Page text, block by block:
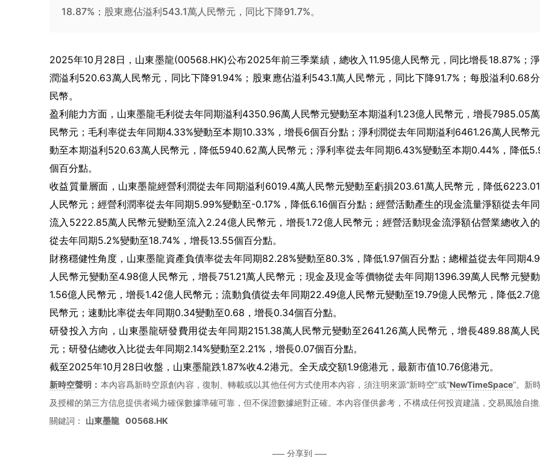
18.87%；股東應佔溢利543.1萬人民幣元，同比下降91.7%。
2025年10月28日，山東墨龍(00568.HK)公布2025年前三季業績，總收入11.95億人民幣元，同比增長18.87%；
潤溢利520.63萬人民幣元，同比下降91.94%；股東應佔溢利543.1萬人民幣元，同比下降91.7%；每股溢利0.68
民幣。
盈利能力方面，山東墨龍毛利從去年同期溢利4350.96萬人民幣元變動至本期溢利1.23億人民幣元，增長7985.05
民幣元；毛利率從去年同期4.33%變動至本期10.33%，增長6個百分點；淨利潤從去年同期溢利6461.26萬人民幣
動至本期溢利520.63萬人民幣元，降低5940.62萬人民幣元；淨利率從去年同期6.43%變動至本期0.44%，降低
個百分點。
收益質量層面，山東墨龍經營利潤從去年同期溢利6019.4萬人民幣元變動至虧損203.61萬人民幣元，降低
人民幣元；經營利潤率從去年同期5.99%變動至-0.17%，降低6.16個百分點；經營活動產生的現金流量淨額從去年
流入5222.85萬人民幣元變動至流入2.24億人民幣元，增長1.72億人民幣元；經營活動現金流淨額佔營業總收入
從去年同期5.2%變動至18.74%，增長13.55個百分點。
財務穩健性角度，山東墨龍資產負債率從去年同期82.28%變動至80.3%，降低1.97個百分點；總權益從去年同期
人民幣元變動至4.98億人民幣元，增長751.21萬人民幣元；現金及現金等價物從去年同期1396.39萬人民幣元變
1.56億人民幣元，增長1.42億人民幣元；流動負債從去年同期22.49億人民幣元變動至19.79億人民幣元，降低2.7
民幣元；速動比率從去年同期0.34變動至0.68，增長0.34個百分點。
研發投入方向，山東墨龍研發費用從去年同期2151.38萬人民幣元變動至2641.26萬人民幣元，增長489.88萬人
元；研發佔總收入比從去年同期2.14%變動至2.21%，增長0.07個百分點。
截至2025年10月28日收盤，山東墨龍跌1.87%收4.2港元。全天成交額1.9億港元，最新市值10.76億港元。
新時空聲明： 本內容爲新時空原創內容，復制、轉載或以其他任何方式使用本內容，須注明來源“新時空”或“NewTimeSpace”。新
及授權的第三方信息提供者竭力確保數據準確可靠，但不保證數據絕對正確。本內容僅供參考，不構成任何投資建議，交易風險自擔
關鍵詞：
山東墨龍 00568.HK
分享到